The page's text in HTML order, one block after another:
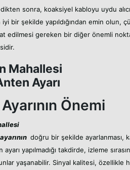
sonra, koaksiyel kabloyu uydu
iyi bir şekilde yapıldığından emin
edilmesi gereken bir diğer önemli
Mahallesi
Ayarı
Önemi
doğru bir şekilde ayarlanması,
yapılmadığı takdirde, izleme
yaşanabilir. Sinyal kalitesi, özellikle